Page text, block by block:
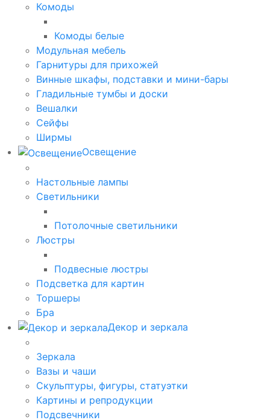
Комоды
Комоды белые
Модульная мебель
Гарнитуры для прихожей
Винные шкафы, подставки и мини-бары
Гладильные тумбы и доски
Вешалки
Сейфы
Ширмы
Освещение
Настольные лампы
Светильники
Потолочные светильники
Люстры
Подвесные люстры
Подсветка для картин
Торшеры
Бра
Декор и зеркала
Зеркала
Вазы и чаши
Скульптуры, фигуры, статуэтки
Картины и репродукции
Подсвечники